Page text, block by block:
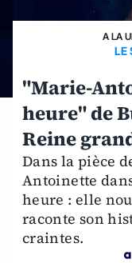
A LA
LE
"Marie-
heure" de
Reine
Dans la pièce
Antoinette
heure : elle
raconte son
craintes.